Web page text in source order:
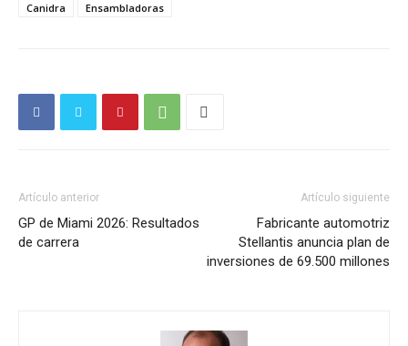
Canidra
Ensambladoras
Artículo anterior
GP de Miami 2026: Resultados
de carrera
Artículo siguiente
Fabricante automotriz
Stellantis anuncia plan de
inversiones de 69.500 millones